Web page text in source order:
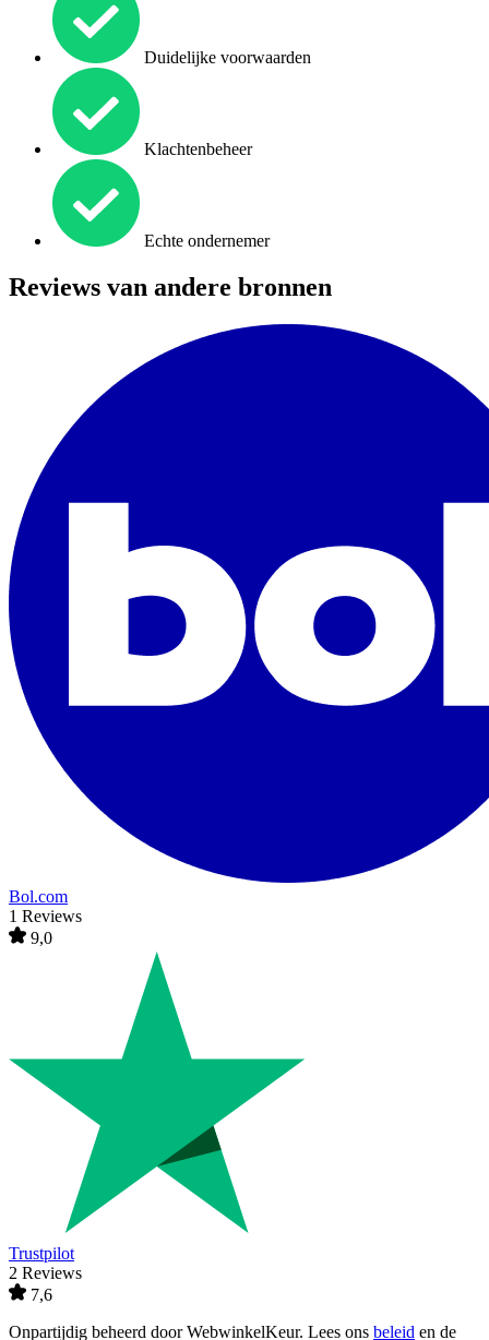
Duidelijke voorwaarden
Klachtenbeheer
Echte ondernemer
Reviews van andere bronnen
Bol.com
1 Reviews
9,0
Trustpilot
2 Reviews
7,6
Onpartijdig beheerd doorWebwinkelKeur. Lees ons beleid en de